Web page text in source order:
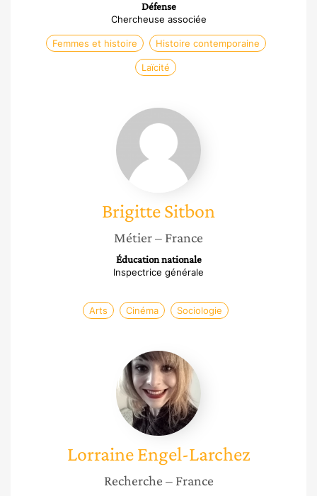
Défense
Chercheuse associée
Femmes et histoire Histoire contemporaine
Laïcité
Brigitte
Sitbon
BrigitteSitbon
Métier– France
Éducation nationale
Inspectrice générale
Arts Cinéma Sociologie
Lorraine
Engel-
Larchez
Lorraine Engel-Larchez
Recherche – France